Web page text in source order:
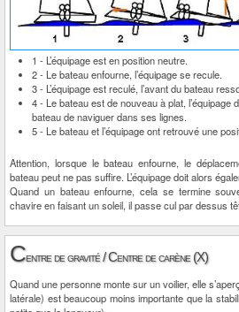
1 - L’équipage est en position neutre.
2 - Le bateau enfourne, l’équipage se recule.
3 - L’équipage est reculé, l’avant du bateau
4 - Le bateau est de nouveau à plat, l’équipage
bateau de naviguer dans ses lignes.
5 - Le bateau et l’équipage ont retrouvé une
Attention, lorsque le bateau enfourne, le
bateau peut ne pas suffire. L’équipage doit alors
Quand un bateau enfourne, cela se termine
chavire en faisant un soleil, il passe cul par dessus
Centre de gravité / Centre de carène (X)
Quand une personne monte sur un voilier, elle
latérale) est beaucoup moins importante que la